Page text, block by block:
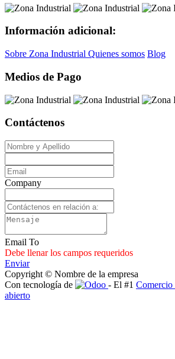
Información adicional:
Sobre Zona Industrial Quienes somos Blog
Medios de Pago
Contáctenos
Company
Email To
Debe llenar los campos requeridos
Enviar
Copyright © Nombre de la empresa
Con tecnología de
- El #1 Comercio
abierto